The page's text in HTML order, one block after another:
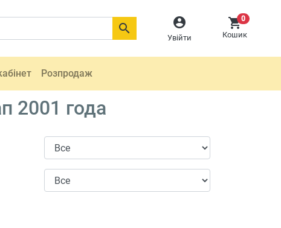

Увійти
0
Кошик

Розпродаж
2001 года